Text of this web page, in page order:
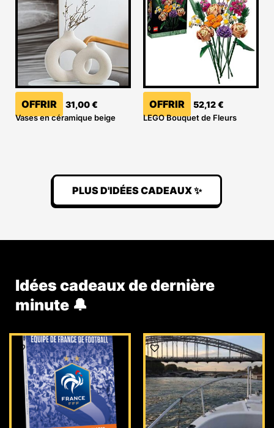
OFFRIR 31,00€
Vases en céramique beige
OFFRIR 52,12€
LEGO Bouquet de Fleurs
PLUS D'IDÉES CADEAUX ✨
Idées cadeaux de dernière
minute 🔔